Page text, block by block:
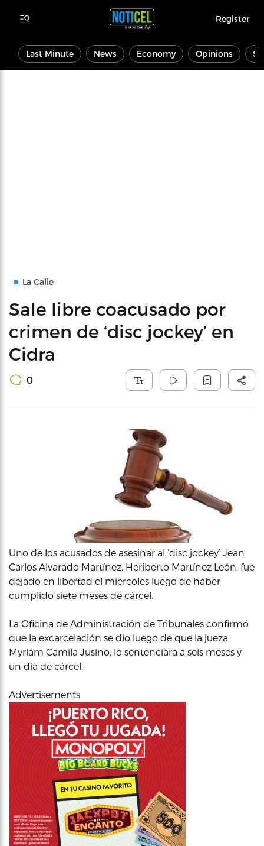
Register
Last Minute News Economy Opinions
La Calle
Sale libre coacusado por
crimen de ‘disc jockey’ en
Cidra
0
Uno de los acusados de asesinar al ‘disc jockey’ Jean
Carlos Alvarado Martínez, Heriberto Martínez León, fue
dejado en libertad el miercoles luego de haber
cumplido siete meses de cárcel.
La Oficina de Administración de Tribunales confirmó
que la excarcelación se dio luego de que la jueza,
Myriam Camila Jusino, lo sentenciara a seis meses y
un día de cárcel.
Advertisements